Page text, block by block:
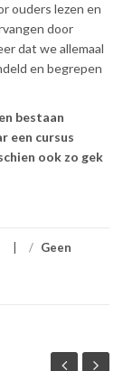
ouders lezen en
door
dat we allemaal
en begrepen
bestaan
een cursus
ook zo gek
/ Geen